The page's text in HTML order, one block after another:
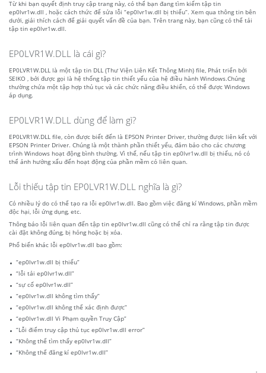
Từ khi bạn quyết định truy cập trang này, có thể bạn đang tìm kiếm tập tin
ep0lvr1w.dll , hoặc cách thức để sửa lỗi “ep0lvr1w.dll bị thiếu”. Xem qua thông tin bên
dưới, giải thích cách để giải quyết vấn đề của bạn. Trên trang này, bạn cũng có thể tải
tập tin ep0lvr1w.dll.
EP0LVR1W.DLL là cái gì?
EP0LVR1W.DLL là một tập tin DLL (Thư Viện Liên Kết Thông Minh) file, Phát triển bởi
SEIKO , bởi được gọi là hệ thống tập tin thiết yếu của hệ điều hành Windows.Chúng
thường chứa một tập hợp thủ tục và các chức năng điều khiển, có thể được Windows
áp dụng.
EP0LVR1W.DLL dùng để làm gì?
EP0LVR1W.DLL file, còn được biết đến là EPSON Printer Driver, thường được liên kết với
EPSON Printer Driver. Chúng là một thành phần thiết yếu, đảm bảo cho các chương
trình Windows hoạt động bình thường. Vì thế, nếu tập tin ep0lvr1w.dll bị thiếu, nó có
thể ảnh hưởng xấu đến hoạt động của phần mềm có liên quan.
Lỗi thiếu tập tin EP0LVR1W.DLL nghĩa là gì?
Có nhiều lý do có thể tạo ra lỗi ep0lvr1w.dll. Bao gồm việc đăng kí Windows, phần mềm
độc hại, lỗi ứng dụng, etc.
Thông báo lỗi liên quan đến tập tin ep0lvr1w.dll cũng có thể chỉ ra rằng tập tin được
cài đặt không đúng, bị hỏng hoặc bị xóa.
Phổ biến khác lỗi ep0lvr1w.dll bao gồm:
“ep0lvr1w.dll bị thiếu”
“lỗi tải ep0lvr1w.dll”
“sự cố ep0lvr1w.dll”
“ep0lvr1w.dll không tìm thấy”
“ep0lvr1w.dll không thể xác định được”
“ep0lvr1w.dll Vi Phạm quyền Truy Cập”
“Lỗi điểm truy cập thủ tục ep0lvr1w.dll error”
“Không thể tìm thấy ep0lvr1w.dll”
“Không thể đăng kí ep0lvr1w.dll”